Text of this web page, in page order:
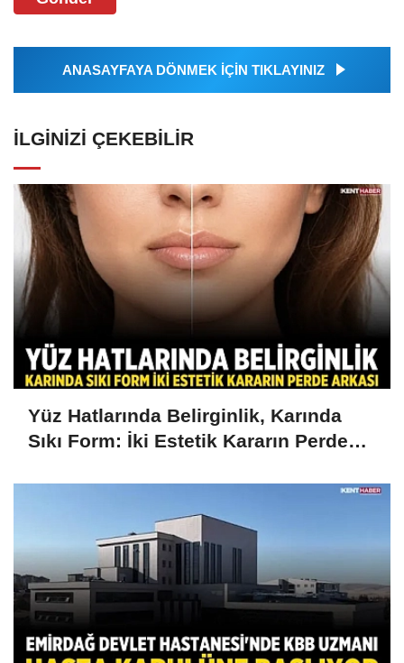
ANASAYFAYA DÖNMEK İÇİN TIKLAYINIZ
İLGINIZI ÇEKEBILIR
Yüz Hatlarında Belirginlik, Karında
Sıkı Form: İki Estetik Kararın Perde